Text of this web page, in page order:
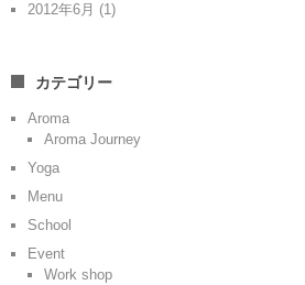
2012年6月 (1)
カテゴリー
Aroma
Aroma Journey
Yoga
Menu
School
Event
Work shop